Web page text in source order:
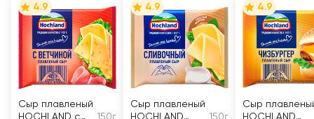
4.9
Сыр плавленый
HOCHLAND с
150г
4.9
Сыр плавленый
HOCHLAND
150г
4.9
Сыр
HOCHLAND